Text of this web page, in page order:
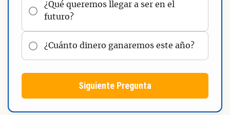
¿Qué queremos llegar a ser en el
futuro?
¿Cuánto dinero ganaremos este año?
Siguiente Pregunta